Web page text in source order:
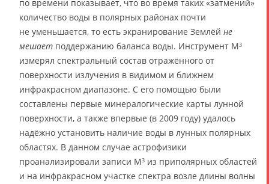
по времени показывает, что во время таких «затмений»
количество воды в полярных районах почти
не уменьшается, то есть экранирование Землёй не
мешает поддержанию баланса воды. Инструмент M3
измерял спектральный состав отражённого от
поверхности излучения в видимом и ближнем
инфракрасном диапазоне. С его помощью были
составлены первые минералогические карты лунной
поверхности, а также впервые (в 2009 году) удалось
надёжно установить наличие воды в лунных полярных
областях. В данном случае астрофизики
проанализировали записи M3 из приполярных областей
и на инфракрасном участке спектра возле длины волны